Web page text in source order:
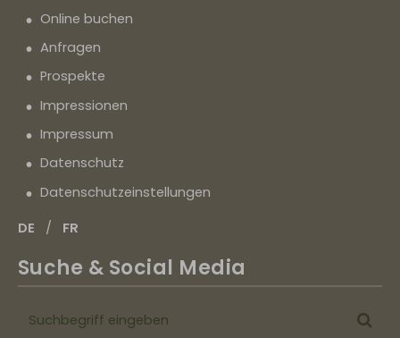
Online buchen
Anfragen
Prospekte
Impressionen
Impressum
Datenschutz
Datenschutz­einstellungen
DE FR
Suche & Social Media
Suchbegriff